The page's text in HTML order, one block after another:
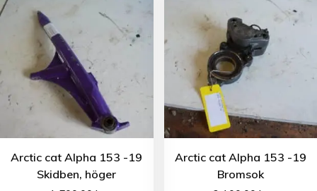
Arctic cat Alpha 153 -19
Skidben, höger
Arctic cat Alpha 153 -19
Bromsok